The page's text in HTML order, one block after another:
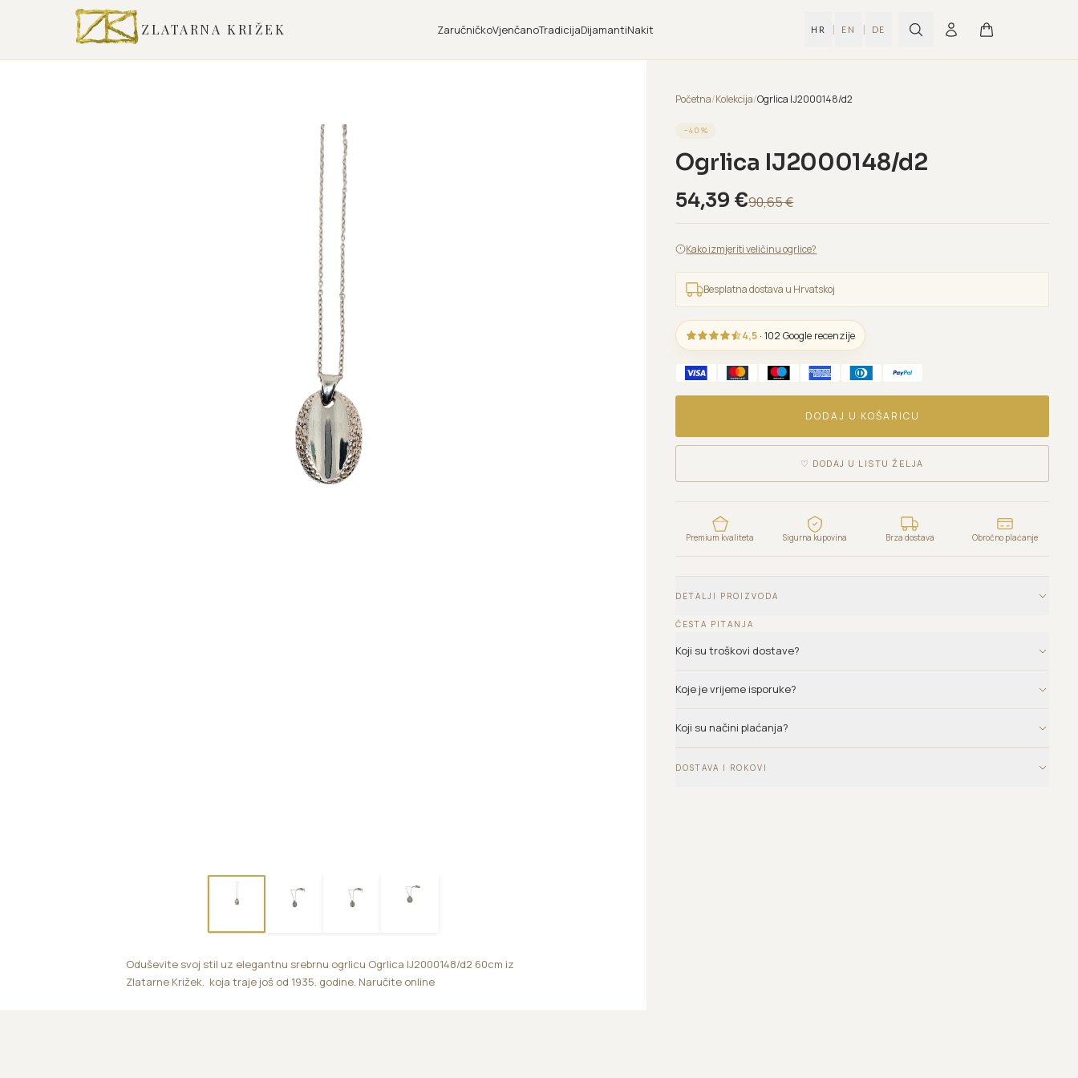
ZLATARNA KRIŽEK ZaručničkoVjenčanoTradicijaDijamantiNakit HR | EN | DE
Oduševite svoj stil uz elegantnu srebrnu ogrlicu Ogrlica IJ2000148/d2 60cm iz
Zlatarne Križek. koja traje još od 1935. godine. Naručite online
Početna/Kolekcija/Ogrlica IJ2000148/d2
−40 %
Ogrlica IJ2000148/d2
54,39 €90,65€
Kako izmjeriti veličinu ogrlice?
Besplatna dostava u Hrvatskoj
4,5 · 102 Google recenzije
DODAJ U KOŠARICU
♡ DODAJ U LISTU ŽELJA
Premium kvaliteta Sigurna kupovina Brza dostava Obročno plaćanje
DETALJI PROIZVODA
ČESTA PITANJA
Koji su troškovi dostave?
Koje je vrijeme isporuke?
Koji su načini plaćanja?
DOSTAVA I ROKOVI